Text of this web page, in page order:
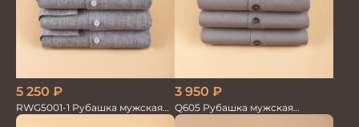
5 250 ₽
RWG5001-1 Рубашка мужская
дл.рукав беж. 100%лён
3 950 ₽
Q605 Рубашка мужская
кор.рукав беж. с тенселем